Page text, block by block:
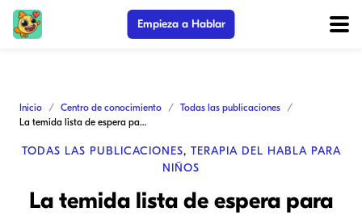
Empieza a Hablar
Inicio Centro de conocimiento
Todas las publicaciones
La temida lista de espera para terapia del habla
TODAS LAS PUBLICACIONES, TERAPIA DEL HABLA PARA
NIÑOS
La temida lista de espera para